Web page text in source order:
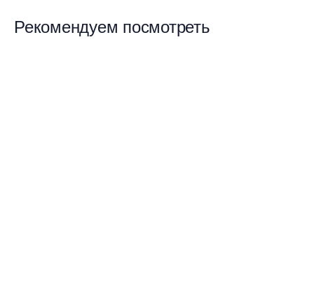
Рекомендуем посмотреть